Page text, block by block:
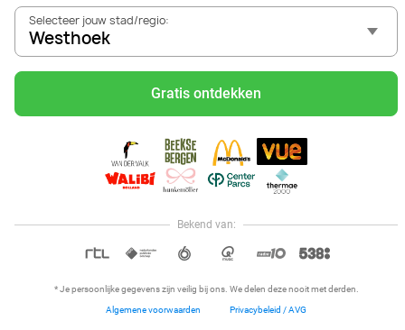
Selecteer jouw stad/regio:
Westhoek
Gratis ontdekken
Bekend van:
* Je persoonlijke gegevens zijn veilig bij ons. We delen deze nooit met derden.
Algemene voorwaarden Privacybeleid / AVG
Voordelig sushi scoren? Ontdek de beste sushi restaurants
in Westhoek en omgeving
Schoonheidsspecialisten in Westhoek: voordelige
beautydeals
Schoonheidssalons in Westhoek: voordelige beauty-
arrangementen
Met korting zwemmen bij zwembaden in regio Westhoek
Ontdek voordelige escaperooms in Westhoek
Met korting karten in regio Westhoek
Hoi, onze klantenservice is open,
dus als je een vraag hebt helpen